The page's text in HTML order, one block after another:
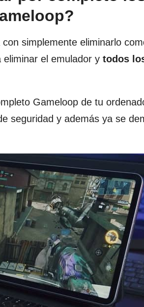
simplemente eliminarlo
el emulador y todos
Gameloop de tu
seguridad y además ya se